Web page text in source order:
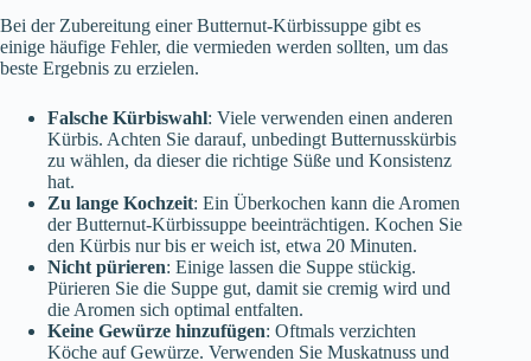
Bei der Zubereitung einer Butternut-Kürbissuppe gibt es
einige häufige Fehler, die vermieden werden sollten, um das
beste Ergebnis zu erzielen.
Falsche Kürbiswahl: Viele verwenden einen anderen
Kürbis. Achten Sie darauf, unbedingt Butternusskürbis
zu wählen, da dieser die richtige Süße und Konsistenz
hat.
Zu lange Kochzeit: Ein Überkochen kann die Aromen
der Butternut-Kürbissuppe beeinträchtigen. Kochen Sie
den Kürbis nur bis er weich ist, etwa 20 Minuten.
Nicht pürieren: Einige lassen die Suppe stückig.
Pürieren Sie die Suppe gut, damit sie cremig wird und
die Aromen sich optimal entfalten.
Keine Gewürze hinzufügen: Oftmals verzichten
Köche auf Gewürze. Verwenden Sie Muskatnuss und